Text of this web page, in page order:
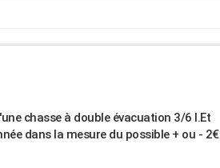
chasse à double évacuation 3/6 l.Et
dans la mesure du possible + ou - 2€